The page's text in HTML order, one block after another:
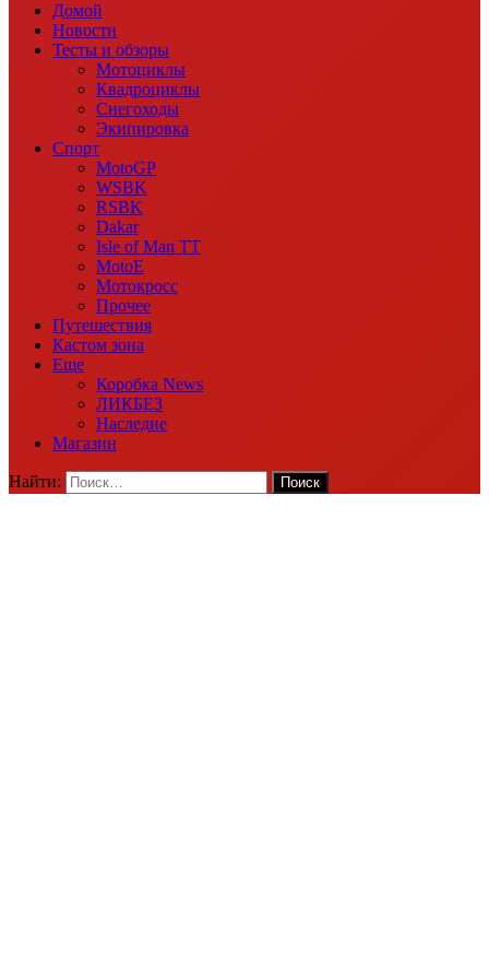
Домой
Новости
Тесты и обзоры
Мотоциклы
Квадроциклы
Снегоходы
Экипировка
Спорт
MotoGP
WSBK
RSBK
Dakar
Isle of Man TT
MotoE
Мотокросс
Прочее
Путешествия
Кастом зона
Еще
Коробка News
ЛИКБЕЗ
Наследие
Магазин
Найти: